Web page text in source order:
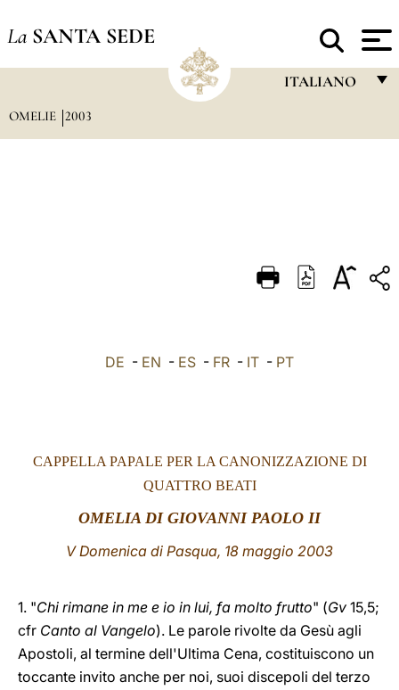
La SANTA SEDE
ITALIANO
DEUTSCH
العربيّة
OMELIE 2003
DE - EN - ES - FR - IT - PT
CAPPELLA PAPALE PER LA CANONIZZAZIONE DI
QUATTRO BEATI
OMELIA DI GIOVANNI PAOLO II
V Domenica di Pasqua, 18 maggio 2003
1. "Chi rimane in me e io in lui, fa molto frutto" (Gv 15,5;
cfr Canto al Vangelo). Le parole rivolte da Gesù agli
Apostoli, al termine dell'Ultima Cena, costituiscono un
toccante invito anche per noi, suoi discepoli del terzo